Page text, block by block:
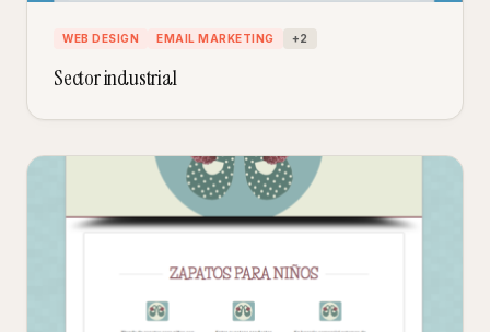
WEB DESIGN EMAIL MARKETING +2
Sector industrial